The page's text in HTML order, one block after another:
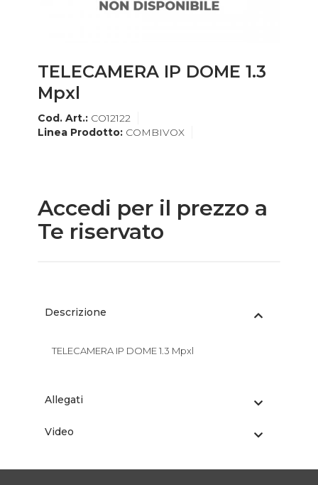
TELECAMERA IP DOME 1.3
Mpxl
Cod. Art.: CO12122
Linea Prodotto: COMBIVOX
Accedi per il prezzo a
Te riservato
Descrizione
TELECAMERA IP DOME 1.3 Mpxl
Allegati
Video